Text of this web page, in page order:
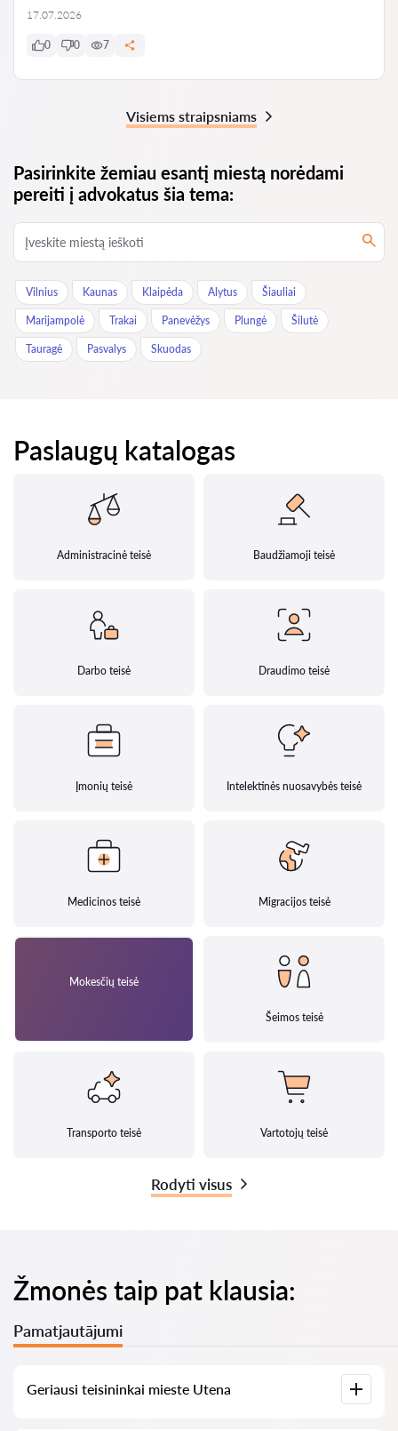
17.07.2026
0 0 7
Visiems straipsniams
Pasirinkite žemiau esantį miestą norėdami
pereiti į advokatus šia tema:
Vilnius Kaunas Klaipėda Alytus Šiauliai
Marijampolė Trakai Panevėžys Plungė Šilutė
Tauragė Pasvalys Skuodas
Paslaugų katalogas
Administracinė teisė Baudžiamoji teisė
Darbo teisė Draudimo teisė
Įmonių teisė Intelektinės nuosavybės teisė
Medicinos teisė Migracijos teisė
Mokesčių teisė
Šeimos teisė
Transporto teisė Vartotojų teisė
Rodyti visus
Žmonės taip pat klausia:
Pamatjautājumi
Geriausi teisininkai mieste Utena